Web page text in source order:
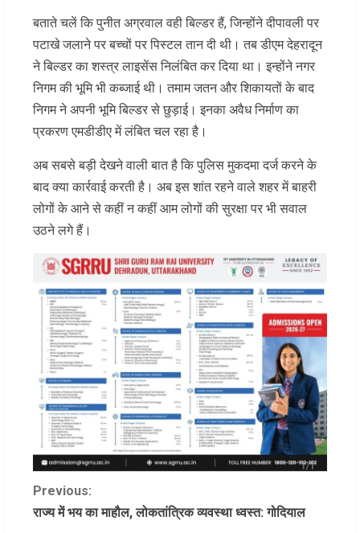
बताते चलें कि पुनीत अग्रवाल वही बिल्डर हैं, जिन्होंने दीपावली पर
पटाखे जलाने पर बच्चों पर पिस्टल तान दी थी। तब डीएम देहरादून
ने बिल्डर का शस्त्र लाइसेंस निलंबित कर दिया था। इन्होंने नगर
निगम की भूमि भी कब्जाई थी। तमाम जतन और शिकायतों के बाद
निगम ने अपनी भूमि बिल्डर से छुड़ाई। इनका अवैध निर्माण का
प्रकरण एमडीडीए में लंबित चल रहा है।
अब सबसे बड़ी देखने वाली बात है कि पुलिस मुकदमा दर्ज करने के
बाद क्या कार्रवाई करती है। अब इस शांत रहने वाले शहर में बाहरी
लोगों के आने से कहीं न कहीं आम लोगों की सुरक्षा पर भी सवाल
उठने लगे हैं।
C
Previous:
राज्य में भय का माहौल, लोकतांत्रिक व्यवस्था ध्वस्त: गोदियाल